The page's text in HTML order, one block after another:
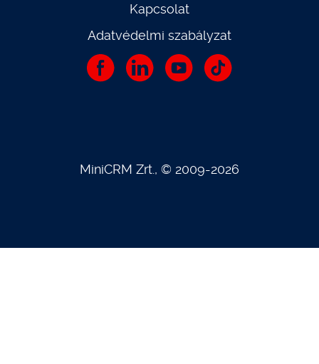
Kapcsolat
Adatvédelmi szabályzat
MiniCRM Zrt., © 2009-2026